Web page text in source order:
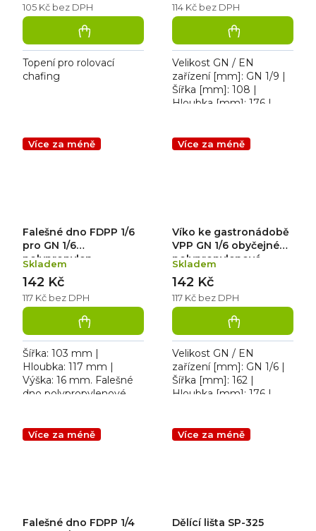
105 Kč bez DPH
Topení pro rolovací
chafing
114 Kč bez DPH
Velikost GN / EN
zařízení [mm]: GN 1/9 |
Šířka [mm]: 108 |
Hloubka [mm]: 176 |
Více za méně
Falešné dno FDPP 1/6
pro GN 1/6
polypropylen
Skladem
117 Kč bez DPH
142 Kč
Šířka: 103 mm |
Hloubka: 117 mm |
Výška: 16 mm. Falešné
dno polypropylenové
Více za méně
Víko ke gastronádobě
VPP GN 1/6 obyčejné
polypropylenové
Skladem
117 Kč bez DPH
142 Kč
Velikost GN / EN
zařízení [mm]: GN 1/6 |
Šířka [mm]: 162 |
Hloubka [mm]: 176 |
Více za méně
Falešné dno FDPP 1/4
Více za méně
Dělící lišta SP-325